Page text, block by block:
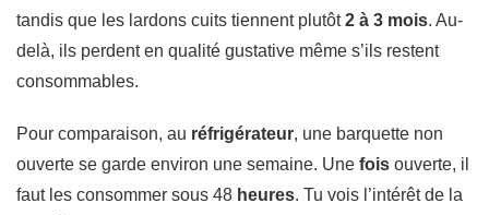
tandis que les lardons cuits tiennent plutôt2 à 3 mois. Au-
delà, ils perdent en qualité gustative même s’ils restent
consommables.
Pour comparaison, au réfrigérateur, une barquette non
ouverte se garde environ une semaine. Une fois ouverte, il
faut les consommer sous 48 heures. Tu vois l’intérêt de la